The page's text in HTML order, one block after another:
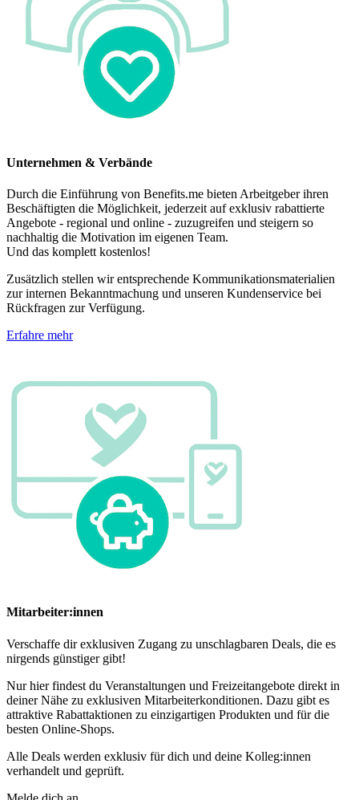
Unternehmen & Verbände
Durch die Einführung von Benefits.me bieten Arbeitgeber ihren
Beschäftigten die Möglichkeit, jederzeit auf exklusiv rabattierte
Angebote - regional und online - zuzugreifen und steigern so
nachhaltig die Motivation im eigenen Team.
Und das komplett kostenlos!
Zusätzlich stellen wir entsprechende Kommunikationsmaterialien
zur internen Bekanntmachung und unseren Kundenservice bei
Rückfragen zur Verfügung.
Erfahre mehr
Mitarbeiter:innen
Verschaffe dir exklusiven Zugang zu unschlagbaren Deals, die es
nirgends günstiger gibt!
Nur hier findest du Veranstaltungen und Freizeitangebote direkt in
deiner Nähe zu exklusiven Mitarbeiterkonditionen. Dazu gibt es
attraktive Rabattaktionen zu einzigartigen Produkten und für die
besten Online-Shops.
Alle Deals werden exklusiv für dich und deine Kolleg:innen
verhandelt und geprüft.